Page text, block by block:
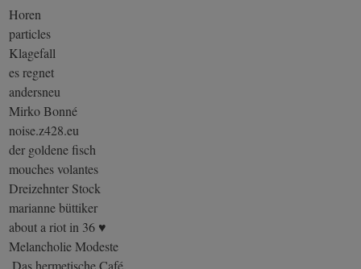
Horen
particles
Klagefall
es regnet
andersneu
Mirko Bonné
noise.z428.eu
der goldene fisch
mouches volantes
Dreizehnter Stock
marianne büttiker
about a riot in 36 ♥
Melancholie Modeste